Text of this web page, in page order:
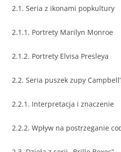
2.1. Seria z ikonami popkultury
2.1.1. Portrety Marilyn Monroe
2.1.2. Portrety Elvisa Presleya
2.2. Seria puszek zupy
2.2.1. Interpretacja i znaczenie
2.2.2. Wpływ na postrzeganie